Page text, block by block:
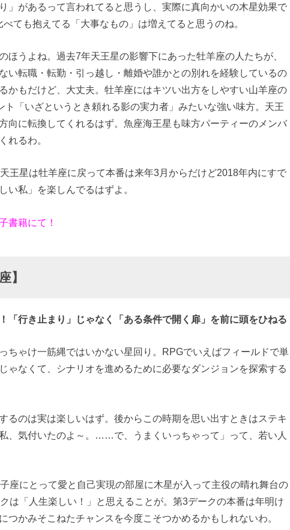
」があるって言われてると思うし、実際に真向かいの木星効果で
ても抱えてる「大事なもの」は増えてると思うのね。
ほうよね。過去7年天王星の影響下にあった牡羊座の人たちが、
い転職・転勤・引っ越し・離婚や誰かとの別れを経験しているの
かもだけど、大丈夫。牡羊座にはキツい出方をしやすい山羊座の
「いざというとき頼れる影の実力者」みたいな強い味方。天王
向に転換してくれるはず。魚座海王星も味方パーティーのメンバ
れるわ。
王星は牡羊座に戻って本番は来年3月からだけど2018年内にすで
い私」を楽しんでるはずよ。
書籍にて！
】
「行き止まり」じゃなく「ある条件で開く扉」を前に頭をひねる
ちゃけ一筋縄ではいかない星回り。RPGでいえばフィールドで単
ゃなくて、シナリオを進めるために必要なダンジョンを探索する
るのは実は楽しいはず。後からこの時期を思い出すときはステキ
、気付いたのよ～。……で、うまくいっちゃって」って、若い人
座にとって愛と自己実現の部屋に木星が入って主役の晴れ舞台の
は「人生楽しい！」と思えることが。第3デークの本番は年明け
つかみそこねたチャンスを今度こそつかめるかもしれないわ。